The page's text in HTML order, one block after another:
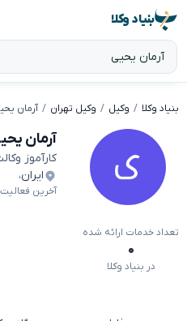
بنیاد وکلا
بنیاد وکلا وکیل وکیل تهران آرمان
آرمان
کارآموز
ایران،
آخرین فعالیت ۱۶ ماه پیش
تعداد خدمات ارائه شده
۰
در بنیاد وکلا